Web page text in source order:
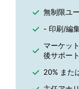
無制限ユ
- 印刷/編
マーケッ
後サポート
20% また